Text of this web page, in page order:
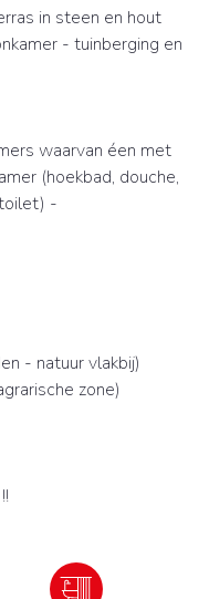
in steen en hout
- tuinberging en
waarvan éen met
(hoekbad, douche,
-
- natuur vlakbij)
zone)